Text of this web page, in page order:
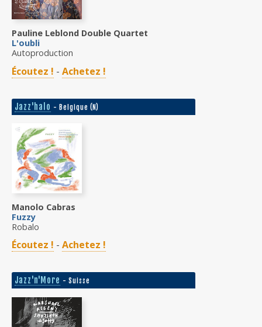
Pauline Leblond Double Quartet
L'oubli
Autoproduction
Écoutez ! - Achetez !
Jazz'halo - Belgique (N)
Manolo Cabras
Fuzzy
Robalo
Écoutez ! - Achetez !
Jazz'n'More - Suisse